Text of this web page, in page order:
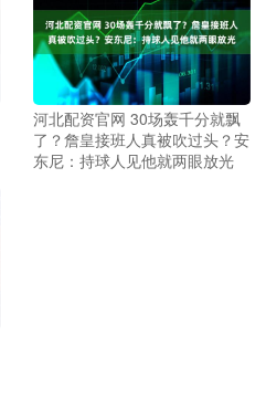
河北配资官网 30场轰千分就飘
了？詹皇接班人真被吹过头？安
东尼：持球人见他就两眼放光